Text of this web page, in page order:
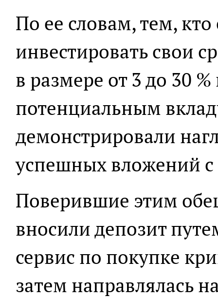
По ее словам, тем, кто
инвестировать свои
в размере от 3 до 30
потенциальным
демонстрировали
успешных вложений
Поверившие этим
вносили депозит
сервис по покупке
затем направлялась